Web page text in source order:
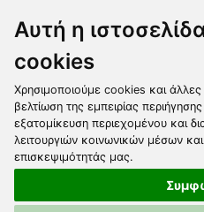
Αυτή η
cookies
Χρησιμοποιούμε cookies και άλλες
βελτίωση της εμπειρίας
εξατομίκευση περιεχομένου και
λειτουργιών κοινωνικών μέσων
επισκεψιμότητάς μας.